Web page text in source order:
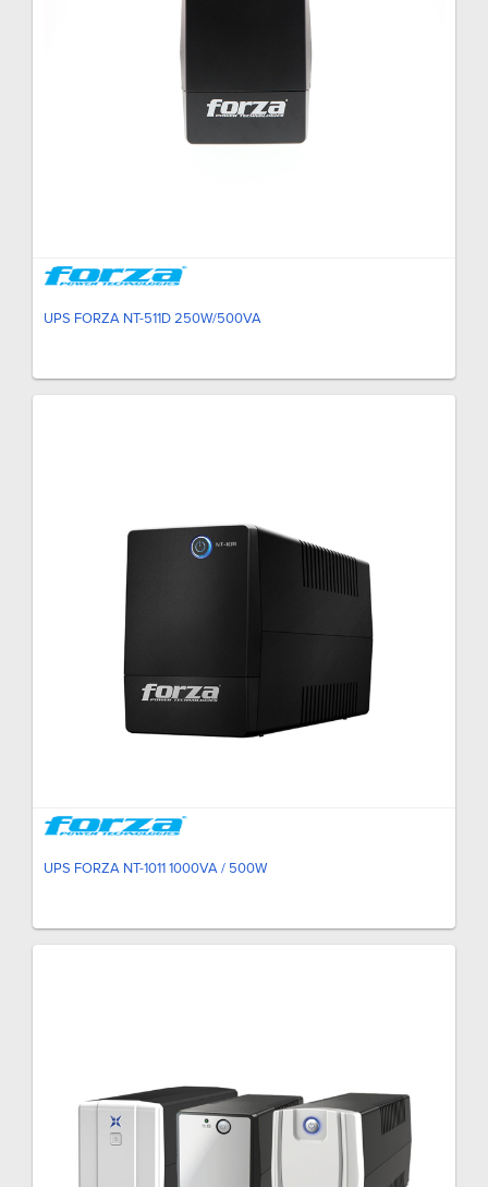
UPS FORZA NT-511D 250W/500VA
UPS FORZA NT-1011 1000VA / 500W